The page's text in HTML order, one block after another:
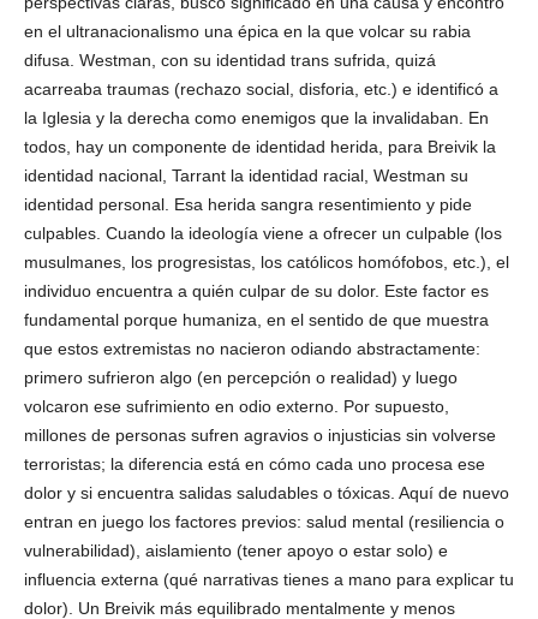
en el ultranacionalismo una épica en la que volcar su rabia
difusa. Westman, con su identidad trans sufrida, quizá
acarreaba traumas (rechazo social, disforia, etc.) e identificó a
la Iglesia y la derecha como enemigos que la invalidaban. En
todos, hay un componente de identidad herida, para Breivik la
identidad nacional, Tarrant la identidad racial, Westman su
identidad personal. Esa herida sangra resentimiento y pide
culpables. Cuando la ideología viene a ofrecer un culpable (los
musulmanes, los progresistas, los católicos homófobos, etc.), el
individuo encuentra a quién culpar de su dolor. Este factor es
fundamental porque humaniza, en el sentido de que muestra
que estos extremistas no nacieron odiando abstractamente:
primero sufrieron algo (en percepción o realidad) y luego
volcaron ese sufrimiento en odio externo. Por supuesto,
millones de personas sufren agravios o injusticias sin volverse
terroristas; la diferencia está en cómo cada uno procesa ese
dolor y si encuentra salidas saludables o tóxicas. Aquí de nuevo
entran en juego los factores previos: salud mental (resiliencia o
vulnerabilidad), aislamiento (tener apoyo o estar solo) e
influencia externa (qué narrativas tienes a mano para explicar tu
dolor). Un Breivik más equilibrado mentalmente y menos